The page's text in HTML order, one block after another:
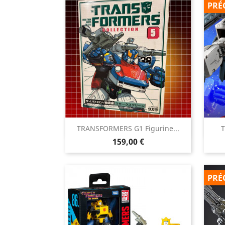
TRANSFORMERS G1 Figurine...
Prix
159,00 €
Aperçu rapide